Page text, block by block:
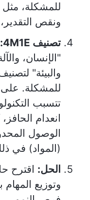
للمشكلة،
ونقص
تصنيف 4M1E:
"الإنسان،
والبيئة"
للمشكلة. على
تتسبب
انعدام
الوصول
(المواد) في
الحل: اقترح
وتوزيع المهام